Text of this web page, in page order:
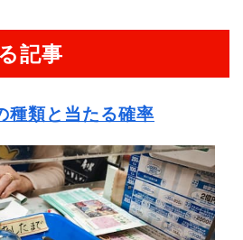
記事
種類と当たる確率